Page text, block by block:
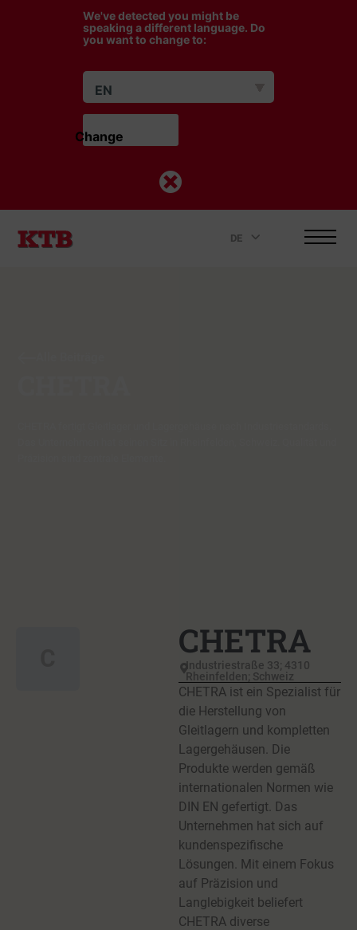
We've detected you might be
speaking a different language. Do
you want to change to:
EN
Change
DE .
CHETRA
Industriestraße 33; 4310
Rheinfelden; Schweiz
CHETRA ist ein Spezialist für
die Herstellung von
Gleitlagern und kompletten
Lagergehäusen. Die
Produkte werden gemäß
internationalen Normen wie
DIN EN gefertigt. Das
Unternehmen hat sich auf
kundenspezifische
Lösungen. Mit einem Fokus
auf Präzision und
Langlebigkeit beliefert
CHETRA diverse